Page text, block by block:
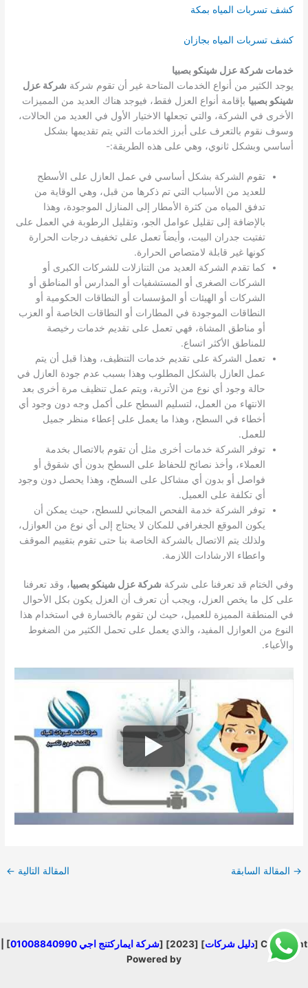
كشف تسربات المياه بمكة
كشف تسربات المياه بجازان
خدمات شركة عزل شينكو بصبيا
يوجد الكثير من أنواع الخدمات المتاحة غير أن تقوم شركة شركة عزل
شينكو بصبيا بإقامة أنواع العزل فقط، فيوجد هناك العديد من المميزات
الأخرى في الشركة، والتي تجعلها الاختيار الأول في العديد من الحالات،
وسوف نقوم بالتعرف على أبرز الخدمات التي يتم تقديمها بشكل
أساسي وبشكل ثانوي، وهي على هذه الطريقة:-
تقوم الشركة بشكل أساسي في عمل العازل على الأسطح
للعديد من الأسباب التي تم ذكرها من قبل، وهي الوقاية من
تدفق المياه من كثرة الأمطار إلى المنازل الموجودة، وهذا
بالإضافة إلى تقليل عوامل الجو، وتقليل الرطوبة في العمل على
تفتيت جدران البيت، وأيضاً تعمل على تخفيف درجات الحرارة
كونها غير قابلة لامتصاص الحرارة.
كما تقدم الشركة العديد من التنازلات للشركات الكبرى أو
الشركات الصغرى أو المستشفيات أو المدارس أو المناطق أو
الشركات أو الهيئات أو المؤسسات أو النطاقات الحكومية أو
النطاقات الموجودة في المطارات أو النطاقات الخاصة أو العزب
أو مناطق المشاة، فهي تعمل على تقديم خدمات رخيصة
للمناطق الأكثر اتساع.
تعمل الشركة على تقديم خدمات التنظيف، وهذا قبل أن يتم
عمل العازل بالشكل المطلوب وهذا بسبب عدم جودة العازل في
حالة وجود أي نوع من الأتربة، ويتم عمل تنظيف مرة أخرى بعد
الانتهاء من العمل، لتسليم السطح على أكمل وجه دون وجود أي
أخطاء في السطح، وهذا ما يعمل على إعطاء منظر جميل
للعمل.
توفر الشركة خدمات أخرى مثل أن تقوم بالاتصال بخدمة
العملاء، وأخذ نصائح للحفاظ على السطح بدون أي شقوق أو
فواصل أو بدون أي مشاكل على السطح، وهذا يحصل دون وجود
أي تكلفة على العميل.
توفر الشركة خدمة الفحص المجاني للسطح، حيث يمكن أن
يكون الموقع الجغرافي للمكان لا يحتاج إلى أي نوع من العوازل،
ولذلك يتم الاتصال بالشركة الخاصة بنا حتى تقوم بتقييم الموقف
واعطاء الارشادات اللازمة.
وفي الختام قد تعرفنا على شركة شركة عزل شينكو بصبيا، وقد تعرفنا
على كل ما يخص العزل، ويجب أن تعرف أن العزل يكون بكل الأحوال
في المنطقة المميزة للعميل، حيث لن تقوم بالخسارة في استخدام هذا
النوع من العوازل المفيد، والذي يعمل على تحمل الكثير من الضغوط
والأعباء.
→ المقالة السابقة المقالة التالية ←
Copyright [ دليل شركات] [2023] [ شركة ايماركتنج اجي 01008840990
] |
Powered by